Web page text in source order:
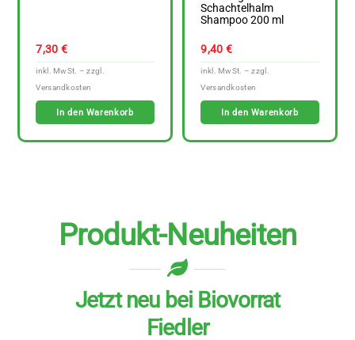
7,30 €
In den Warenkorb
Schachtelhalm
Shampoo 200 ml
9,40 €
In den Warenkorb
Produkt-Neuheiten
Jetzt neu bei Biovorrat
Fiedler